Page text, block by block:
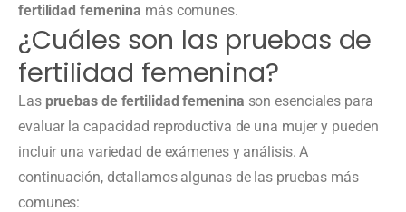
fertilidad femenina más comunes.
¿Cuáles son las pruebas de
fertilidad femenina?
Las pruebas de fertilidad femenina son esenciales para
evaluar la capacidad reproductiva de una mujer y pueden
incluir una variedad de exámenes y análisis. A
continuación, detallamos algunas de las pruebas más
comunes: